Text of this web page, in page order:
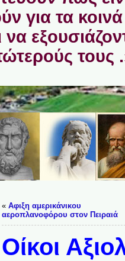
για τα κοινά
να
τους
« Aφιξη αμερικάνικου
αεροπλανοφόρου στον Πειραιά
Οίκοι